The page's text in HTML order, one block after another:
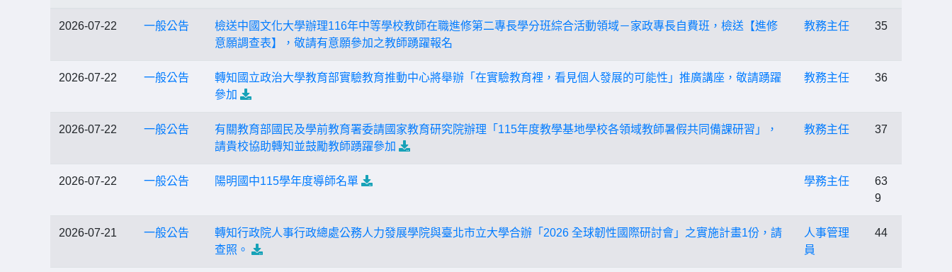
2026-07-22 一般公告
檢送中國文化大學辦理116年中等學校教師在職進修第二專長學分班綜合活動領域－家政專長自費班，檢送【進修
意願調查表】，敬請有意願參加之教師踴躍報名
教務主任 35
2026-07-22 一般公告
轉知國立政治大學教育部實驗教育推動中心將舉辦「在實驗教育裡，看見個人發展的可能性」推廣講座，敬請踴躍
參加
教務主任 36
2026-07-22 一般公告
有關教育部國民及學前教育署委請國家教育研究院辦理「115年度教學基地學校各領域教師暑假共同備課研習」，
請貴校協助轉知並鼓勵教師踴躍參加
教務主任 37
2026-07-22 一般公告 陽明國中115學年度導師名單 學務主任
63
9
2026-07-21 一般公告
轉知行政院人事行政總處公務人力發展學院與臺北市立大學合辦「2026 全球韌性國際研討會」之實施計畫1份，請
查照。
人事管理
員
44